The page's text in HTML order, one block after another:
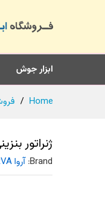
ابزار جوش
Home
/
ژنراتور
Brand: آروا ARVA